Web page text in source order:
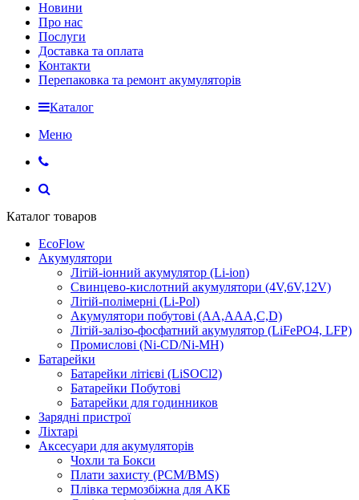
Новини
Про нас
Послуги
Доставка та оплата
Контакти
Перепаковка та ремонт акумуляторів
Каталог
Меню
Каталог товаров
EcoFlow
Акумулятори
Літій-іонний акумулятор (Li-ion)
Свинцево-кислотний акумулятори (4V,6V,12V)
Літій-полімерні (Li-Pol)
Акумулятори побутові (AA,AAA,C,D)
Літій-залізо-фосфатний акумулятор (LiFePO4, LFP)
Промислові (Ni-CD/Ni-MH)
Батарейки
Батарейки літієві (LiSOCl2)
Батарейки Побутові
Батарейки для годинников
Зарядні пристрої
Ліхтарі
Аксесуари для акумуляторів
Чохли та Бокси
Плати захисту (PCM/BMS)
Плівка термозбіжна для АКБ